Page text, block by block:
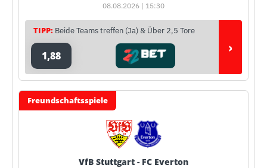
08.08.2026 | 15:30
TIPP: Beide Teams treffen (Ja) & Über 2,5 Tore
1,88 ›
Freundschaftsspiele
VfB Stuttgart - FC Everton